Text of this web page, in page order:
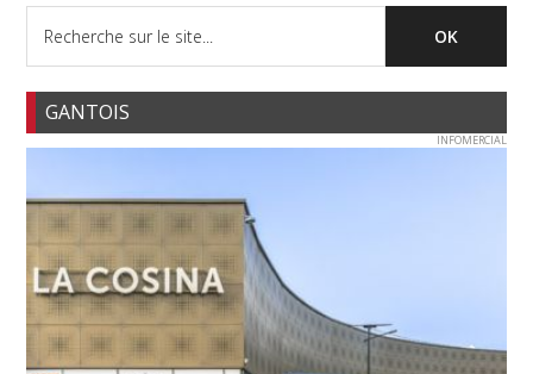
GANTOIS
INFOMERCIAL